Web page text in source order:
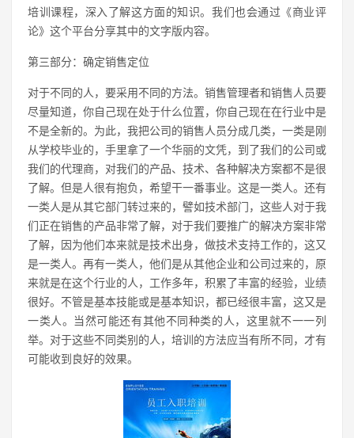
培训课程，深入了解这方面的知识。我们也会通过《商业评
论》这个平台分享其中的文字版内容。
第三部分：确定销售定位
对于不同的人，要采用不同的方法。销售管理者和销售人员要
尽量知道，你自己现在处于什么位置，你自己现在在行业中是
不是全新的。为此，我把公司的销售人员分成几类，一类是刚
从学校毕业的，手里拿了一个华丽的文凭，到了我们的公司或
我们的代理商，对我们的产品、技术、各种解决方案都不是很
了解。但是人很有抱负，希望干一番事业。这是一类人。还有
一类人是从其它部门转过来的，譬如技术部门，这些人对于我
们正在销售的产品非常了解，对于我们要推广的解决方案非常
了解，因为他们本来就是技术出身，做技术支持工作的，这又
是一类人。再有一类人，他们是从其他企业和公司过来的，原
来就是在这个行业的人，工作多年，积累了丰富的经验，业绩
很好。不管是基本技能或是基本知识，都已经很丰富，这又是
一类人。当然可能还有其他不同种类的人，这里就不一一列
举。对于这些不同类别的人，培训的方法应当有所不同，才有
可能收到良好的效果。